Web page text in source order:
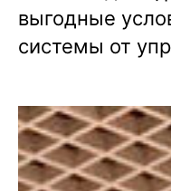
выгодные
системы от